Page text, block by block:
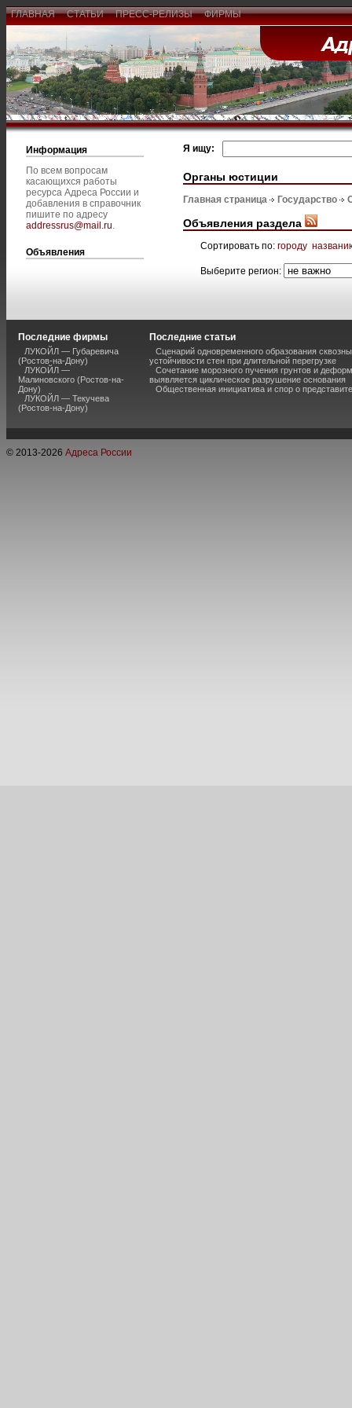
ГЛАВНАЯ СТАТЬИ ПРЕСС-РЕЛИЗЫ ФИРМЫ
Информация
По всем вопросам
касающихся работы
ресурса Адреса России и
добавления в справочник
пишите по адресу
addressrus@mail.ru.
Объявления
Я ищу:
Органы юстиции
Главная страница Государство
Объявления раздела
Сортировать по: городу
Выберите регион:
Последние фирмы
ЛУКОЙЛ — Губаревича
(Ростов-на-Дону)
ЛУКОЙЛ —
Малиновского (Ростов-на-
Дону)
ЛУКОЙЛ — Текучева
(Ростов-на-Дону)
Последние статьи
Сценарий одновременного образования
устойчивости стен при длительной перегрузке
Сочетание морозного пучения грунтов и
выявляется циклическое разрушение основания
Общественная инициатива и спор о
© 2013-2026 Адреса России